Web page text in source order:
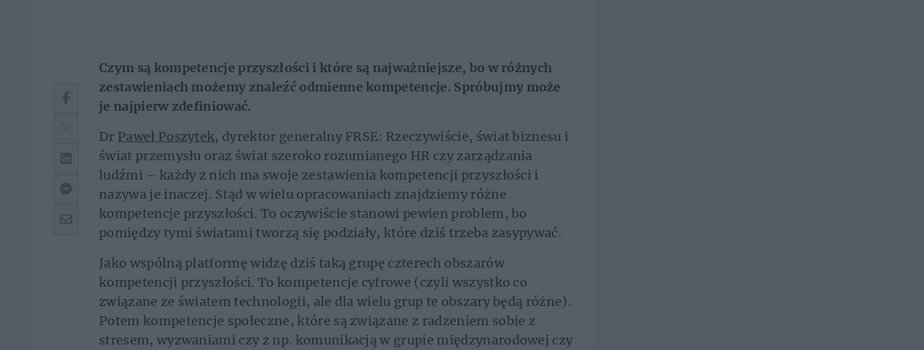
Czym są kompetencje przyszłości i które są najważniejsze, bo w różnych
zestawieniach możemy znaleźć odmienne kompetencje. Spróbujmy może
je najpierw zdefiniować.
Dr Paweł Poszytek, dyrektor generalny FRSE: Rzeczywiście, świat biznesu i
świat przemysłu oraz świat szeroko rozumianego HR czy zarządzania
ludźmi – każdy z nich ma swoje zestawienia kompetencji przyszłości i
nazywa je inaczej. Stąd w wielu opracowaniach znajdziemy różne
kompetencje przyszłości. To oczywiście stanowi pewien problem, bo
pomiędzy tymi światami tworzą się podziały, które dziś trzeba zasypywać.
Jako wspólną platformę widzę dziś taką grupę czterech obszarów
kompetencji przyszłości. To kompetencje cyfrowe (czyli wszystko co
związane ze światem technologii, ale dla wielu grup te obszary będą różne).
Potem kompetencje społeczne, które są związane z radzeniem sobie z
stresem, wyzwaniami czy z np. komunikacją w grupie międzynarodowej czy